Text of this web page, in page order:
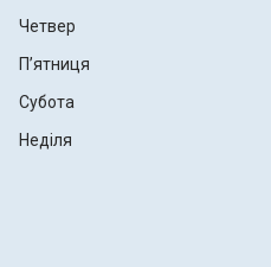
Четвер
Пʼятниця
Субота
Неділя